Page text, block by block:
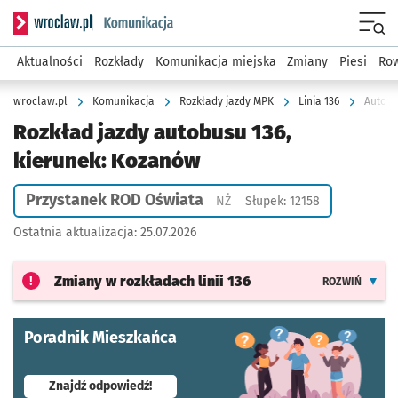
Serwis informacyjny wroclaw.pl podserwis: Komunikacja
Aktualności Rozkłady Komunikacja miejska Zmiany Piesi
wroclaw.pl Komunikacja Rozkłady jazdy MPK Linia 136
Rozkład jazdy autobusu 136,
kierunek: Kozanów
Przystanek ROD Oświata NŻPrzystanek na życzenie
Słupek: 12158
Ostatnia aktualizacja: 25.07.2026
Zmiany w rozkładach linii 136 ROZWIŃ
Poradnik Mieszkańca
Znajdź odpowiedź!- otworzy się w nowej karcie